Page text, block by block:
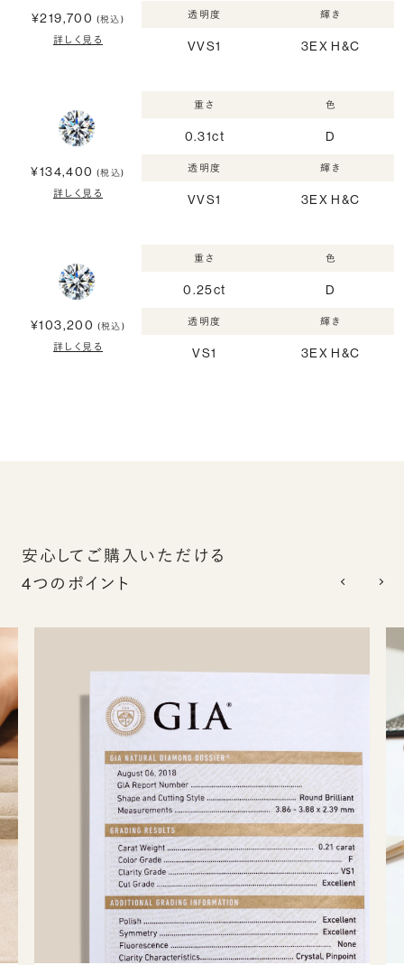
¥219,700 (税込)
詳しく見る
透明度
VVS1
輝き
3EX H&C
¥134,400 (税込)
詳しく見る
重さ
0.31ct
色
D
透明度
VVS1
輝き
3EX H&C
¥103,200 (税込)
詳しく見る
重さ
0.25ct
色
D
透明度
VS1
輝き
3EX H&C
安心してご購入いただける
4つのポイント